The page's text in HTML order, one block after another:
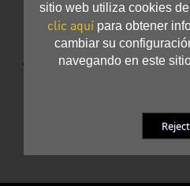
sitio web utiliza cookies
clic aquí para obtener
cambiar su
navegando en este